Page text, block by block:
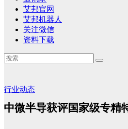
艾邦官网
艾邦机器人
关注微信
资料下载
行业动态
中微半导获评国家级专精